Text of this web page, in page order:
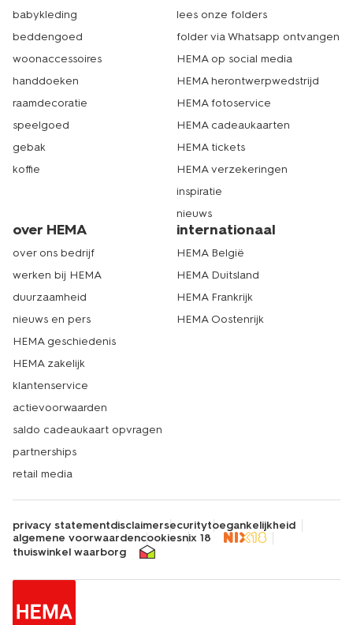
babykleding
beddengoed
woonaccessoires
handdoeken
raamdecoratie
speelgoed
gebak
koffie
lees onze folders
folder via Whatsapp ontvangen
HEMA op social media
HEMA herontwerpwedstrijd
HEMA fotoservice
HEMA cadeaukaarten
HEMA tickets
HEMA verzekeringen
inspiratie
nieuws
over HEMA
over ons bedrijf
werken bij HEMA
duurzaamheid
nieuws en pers
HEMA geschiedenis
HEMA zakelijk
klantenservice
actievoorwaarden
saldo cadeaukaart opvragen
partnerships
retail media
internationaal
HEMA België
HEMA Duitsland
HEMA Frankrijk
HEMA Oostenrijk
privacy statementdisclaimersecuritytoegankelijkheid
algemene voorwaardencookiesnix 18
thuiswinkel waarborg